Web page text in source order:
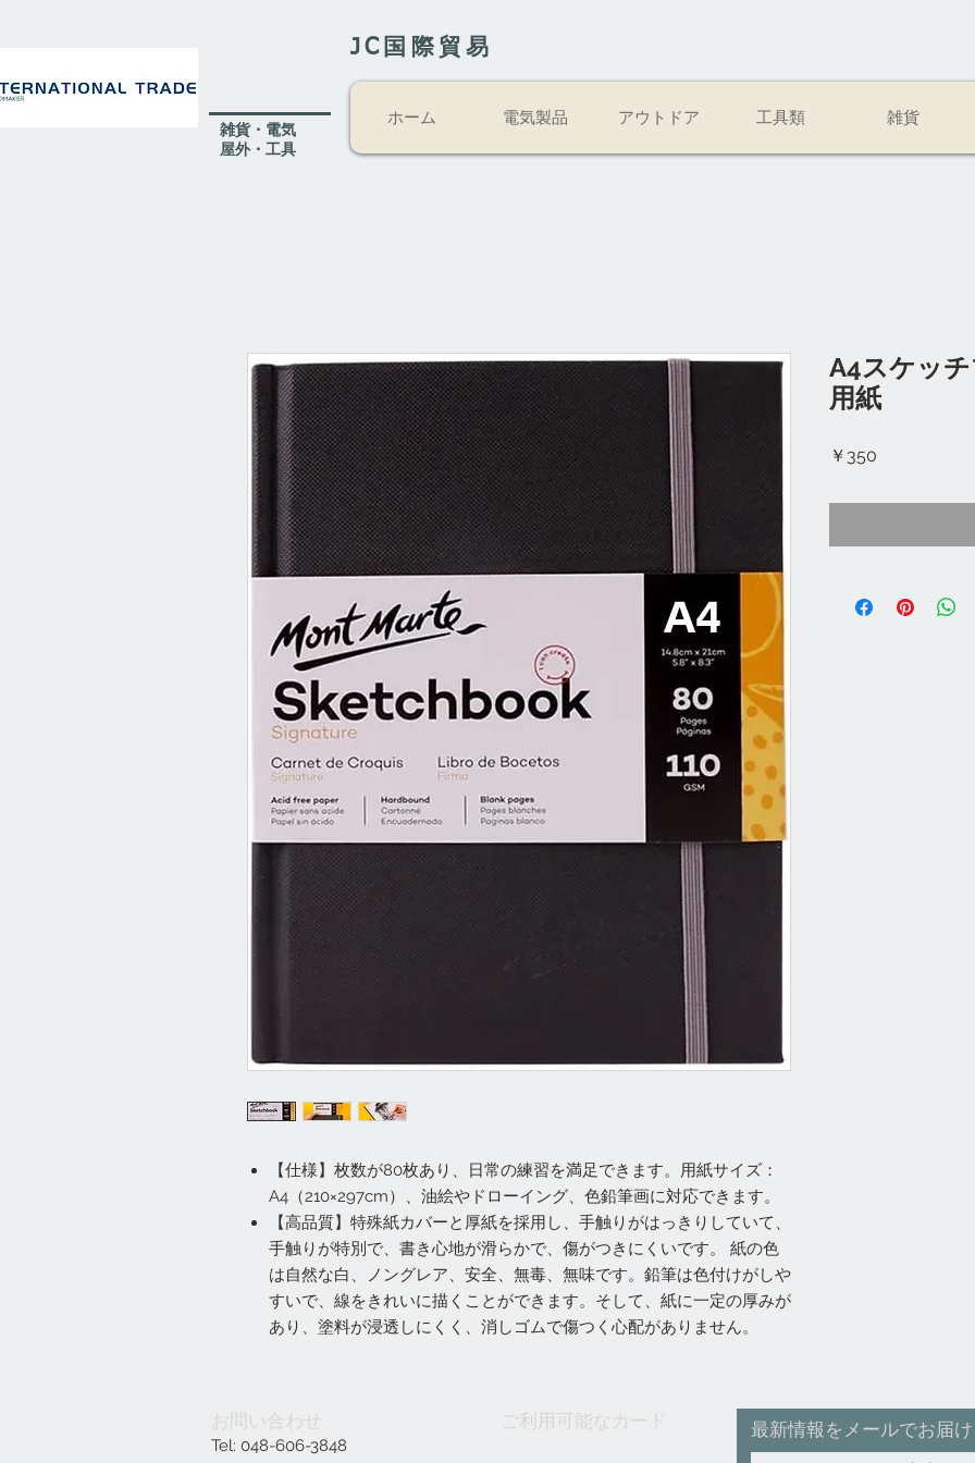
JC国際貿易
​雑貨・電気
​屋外・工具
ホーム 電気製品 アウトドア 工具類 雑貨
【仕様】枚数が80枚あり、日常の練習を満足できます。用紙サイズ：
A4（210×297cm）、油絵やドローイング、色鉛筆画に対応できます。
【高品質】特殊紙カバーと厚紙を採用し、手触りがはっきりしていて、
手触りが特別で、書き心地が滑らかで、傷がつきにくいです。 紙の色
は自然な白、ノングレア、安全、無毒、無味です。鉛筆は色付けがしや
すいで、線をきれいに描くことができます。そして、紙に一定の厚みが
あり、塗料が浸透しにくく、消しゴムで傷つく心配がありません。
A4スケッ
用紙
￥350
お問い合わせ
Tel: 048-606-3848
ご利用可能なカード 最新情報をメールでお届